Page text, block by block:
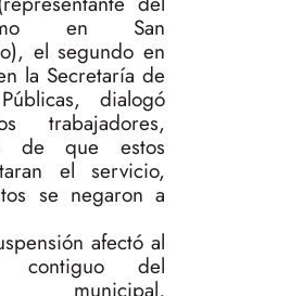
en San
el segundo en
la Secretaría de
dialogó
trabajadores,
de que estos
el servicio,
se negaron a
afectó al
contiguo del